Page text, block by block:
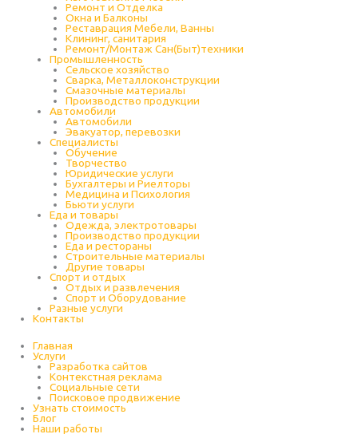
Ремонт и Отделка
Окна и Балконы
Реставрация Мебели, Ванны
Клининг, санитария
Ремонт/Монтаж Сан(Быт)техники
Промышленность
Cельское хозяйство
Сварка, Металлоконструкции
Cмазочные материалы
Производство продукции
Автомобили
Автомобили
Эвакуатор, перевозки
Специалисты
Обучение
Творчество
Юридические услуги
Бухгалтеры и Риелторы
Медицина и Психология
Бьюти услуги
Еда и товары
Одежда, электротовары
Производство продукции
Еда и рестораны
Строительные материалы
Другие товары
Спорт и отдых
Отдых и развлечения
Спорт и Оборудование
Разные услуги
Контакты
Главная
Услуги
Разработка сайтов
Контекстная реклама
Социальные сети
Поисковое продвижение
Узнать стоимость
Блог
Наши работы